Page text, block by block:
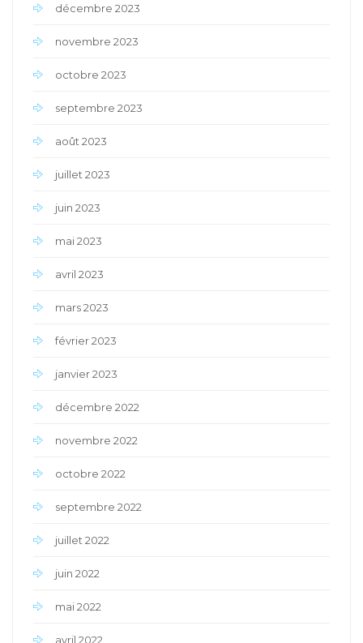
décembre 2023
novembre 2023
octobre 2023
septembre 2023
août 2023
juillet 2023
juin 2023
mai 2023
avril 2023
mars 2023
février 2023
janvier 2023
décembre 2022
novembre 2022
octobre 2022
septembre 2022
juillet 2022
juin 2022
mai 2022
avril 2022